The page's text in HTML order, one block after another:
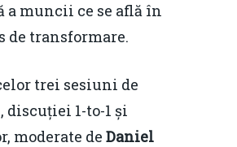
a muncii ce se află în
de transformare.
trei sesiuni de
discuției 1-to-1 și
moderate de Daniel